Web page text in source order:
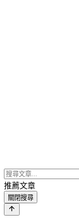
推薦文章
關閉搜尋